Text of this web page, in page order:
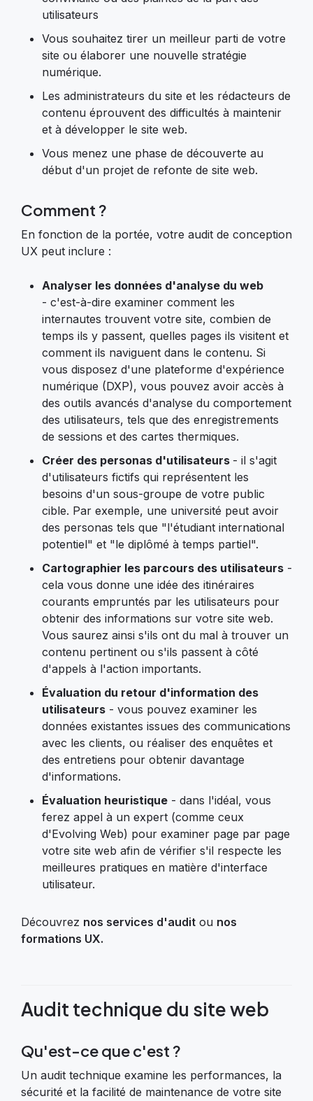
utilisateurs
Vous souhaitez tirer un meilleur parti de votre
site ou élaborer une nouvelle stratégie
numérique.
Les administrateurs du site et les rédacteurs de
contenu éprouvent des difficultés à maintenir
et à développer le site web.
Vous menez une phase de découverte au
début d'un projet de refonte de site web.
Comment ?
En fonction de la portée, votre audit de conception
UX peut inclure :
Analyser les données d'analyse du web
- c'est-à-dire examiner comment les
internautes trouvent votre site, combien de
temps ils y passent, quelles pages ils visitent et
comment ils naviguent dans le contenu. Si
vous disposez d'une plateforme d'expérience
numérique (DXP), vous pouvez avoir accès à
des outils avancés d'analyse du comportement
des utilisateurs, tels que des enregistrements
de sessions et des cartes thermiques.
Créer des personas d'utilisateurs - il s'agit
d'utilisateurs fictifs qui représentent les
besoins d'un sous-groupe de votre public
cible. Par exemple, une université peut avoir
des personas tels que "l'étudiant international
potentiel" et "le diplômé à temps partiel".
Cartographier les parcours des utilisateurs -
cela vous donne une idée des itinéraires
courants empruntés par les utilisateurs pour
obtenir des informations sur votre site web.
Vous saurez ainsi s'ils ont du mal à trouver un
contenu pertinent ou s'ils passent à côté
d'appels à l'action importants.
Évaluation du retour d'information des
utilisateurs - vous pouvez examiner les
données existantes issues des communications
avec les clients, ou réaliser des enquêtes et
des entretiens pour obtenir davantage
d'informations.
Évaluation heuristique - dans l'idéal, vous
ferez appel à un expert (comme ceux
d'Evolving Web) pour examiner page par page
votre site web afin de vérifier s'il respecte les
meilleures pratiques en matière d'interface
utilisateur.
Découvrez nos services d'audit ou nos
formations UX.
Audit technique du site web
Qu'est-ce que c'est ?
Un audit technique examine les performances, la
sécurité et la facilité de maintenance de votre site